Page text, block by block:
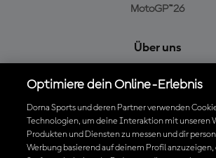
MotoGP™26
Über uns
Cookie-Richtlinien
Geschäftsbedingungen
Datenschutzrichtlinien
Kaufrichtlinie
Optimiere dein Online-Erlebnis
Dorna Sports und deren Partner verwenden
Technologien, um deine Interaktion mit unseren
Produkten und Diensten zu messen und dir
Werbung basierend auf deinem Profil anzuzeigen,